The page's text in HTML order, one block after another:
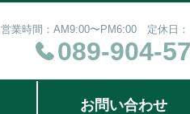
営業時間：AM9:00〜PM6:00 定休日：
089-904-
お問い合わせ